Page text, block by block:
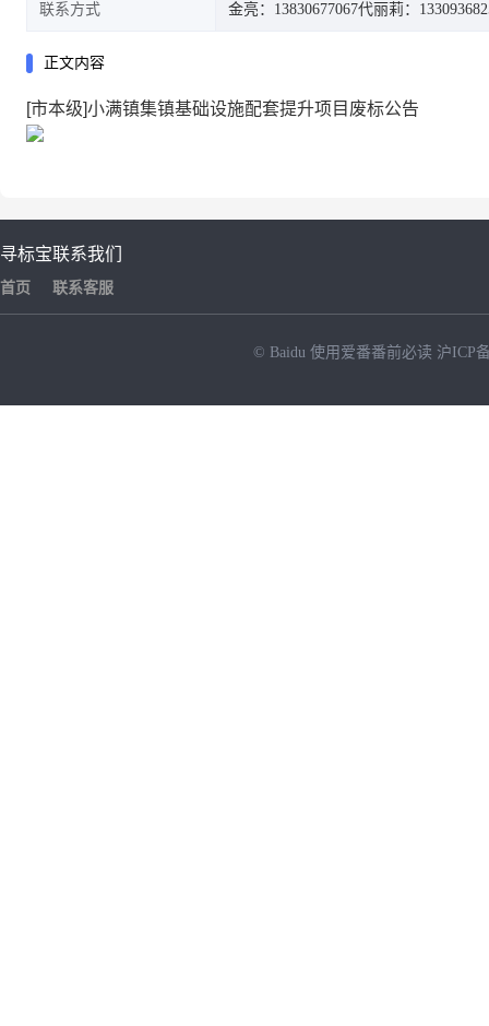
联系方式 金亮：13830677067代丽莉：
正文内容
[市本级]小满镇集镇基础设施配套提升项目废标公告
寻标宝
首页
联系我们
联系客服
© Baidu 使用爱番番前必读 沪ICP